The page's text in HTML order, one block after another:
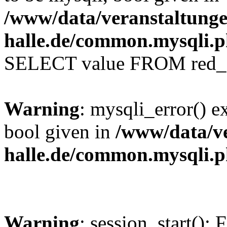
/www/data/
halle.de/
SELECT value FROM
Warning: mysqli_error()
bool given in /www/data/
halle.de/